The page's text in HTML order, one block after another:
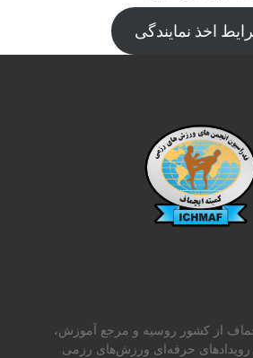
اخذ نمایندگی
از کشور روسیه و مرجع آموزش،
رویدادهای حرفه‌ای ورزش‌های رزمی